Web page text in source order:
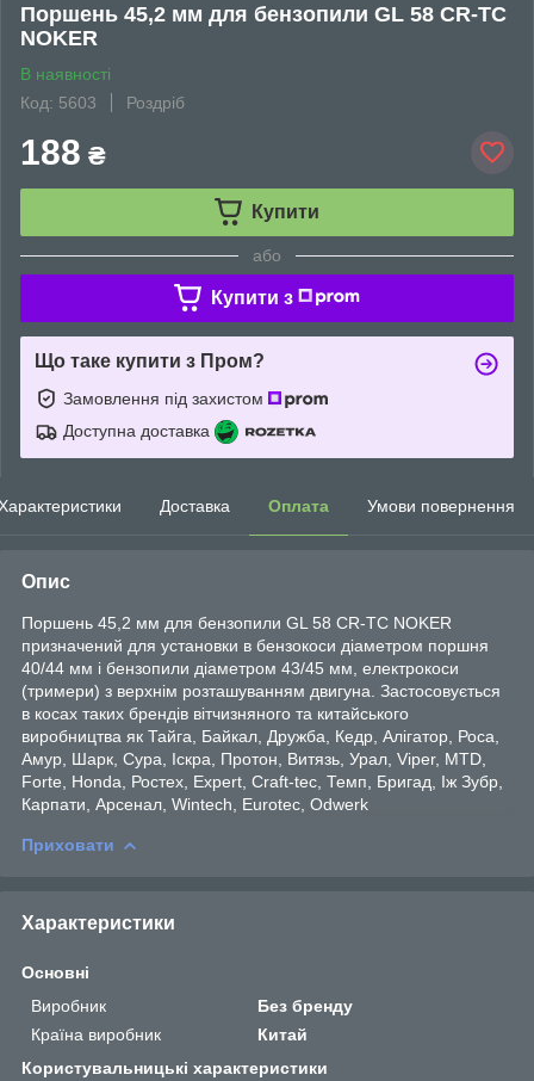
Поршень 45,2 мм для бензопили GL 58 CR-TC
NOKER
В наявності
Код: 5603
Роздріб
188 ₴
Купити
або
Купити з
Що таке купити з Пром?
Замовлення під захистом
Доступна доставка
Доставка Оплата Умови повернення
Опис
Поршень 45,2 мм для бензопили GL 58 CR-TC NOKER
призначений для установки в бензокоси діаметром поршня
40/44 мм і бензопили діаметром 43/45 мм, електрокоси
(тримери) з верхнім розташуванням двигуна. Застосовується
в косах таких брендів вітчизняного та китайського
виробництва як Тайга, Байкал, Дружба, Кедр, Алігатор, Роса,
Амур, Шарк, Сура, Іскра, Протон, Витязь, Урал, Viper, MTD,
Forte, Honda, Ростех, Expert, Craft-tec, Темп, Бригад, Іж Зубр,
Карпати, Арсенал, Wintech, Eurotec, Odwerk
Приховати
Характеристики
Основні
Виробник
Без бренду
Країна виробник
Китай
Користувальницькі характеристики